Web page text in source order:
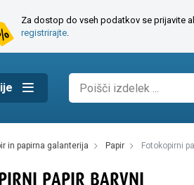
Za dostop do vseh podatkov se prijavite
registrirajte
in papirna galanterija papir fotokopirni
PAPIR BARVNI